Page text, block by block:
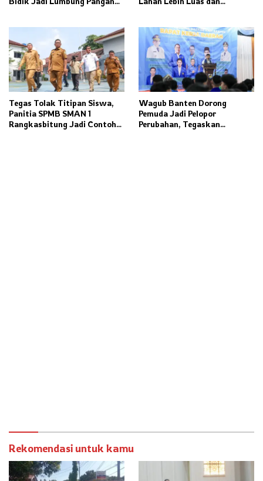
Tegas Tolak Titipan Siswa,
Panitia SPMB SMAN 1
Rangkasbitung Jadi Contoh
Wagub Banten Dorong
Pemuda Jadi Pelopor
Perubahan, Tegaskan
Rekomendasi untuk kamu